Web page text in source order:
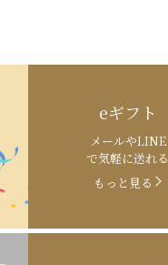
eギフト
メールやLINE
で気軽に送れる
もっと見る